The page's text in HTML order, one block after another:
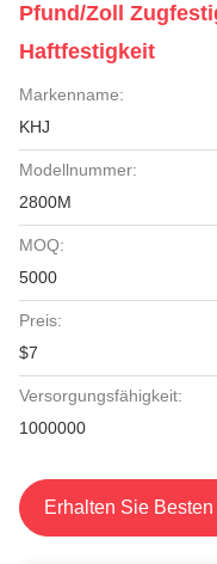
Pfund/Zoll
Haftfestigkeit
Markenname:
KHJ
Modellnummer:
2800M
MOQ:
5000
Preis:
$7
Versorgungsfähigkeit:
1000000
Erhalten Sie